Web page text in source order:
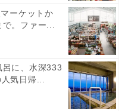
わ ムース コーヒー
原点はきっと誰もが懐か
ヒー牛乳”と“フルーツ
ーケットか
。ファー...
呂に、水深333
気日帰...